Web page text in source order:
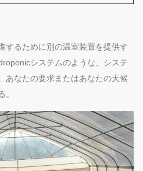
するために別の温室装置を提供す
システムのような、システ
あなたの要求またはあなたの天候
。